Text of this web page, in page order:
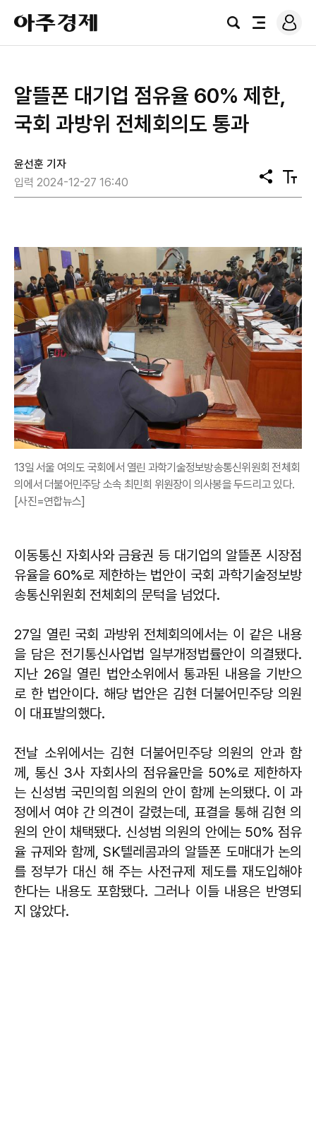
아
주
경
검
전
로
그
알뜰폰 대기업 점유율 60% 제한,
국회 과방위 전체회의도 통과
윤선훈 기자
입력 2024-12-27 16:40
공
유
텍
스
13일 서울 여의도 국회에서 열린 과학기술정보방송통신위원회 전체회
의에서 더불어민주당 소속 최민희 위원장이 의사봉을 두드리고 있다.
[사진=연합뉴스]
이동통신 자회사와 금융권 등 대기업의 알뜰폰 시장점
유율을 60%로 제한하는 법안이 국회 과학기술정보방
송통신위원회 전체회의 문턱을 넘었다.
27일 열린 국회 과방위 전체회의에서는 이 같은 내용
을 담은 전기통신사업법 일부개정법률안이 의결됐다.
지난 26일 열린 법안소위에서 통과된 내용을 기반으
로 한 법안이다. 해당 법안은 김현 더불어민주당 의원
이 대표발의했다.
전날 소위에서는 김현 더불어민주당 의원의 안과 함
께, 통신 3사 자회사의 점유율만을 50%로 제한하자
는 신성범 국민의힘 의원의 안이 함께 논의됐다. 이 과
정에서 여야 간 의견이 갈렸는데, 표결을 통해 김현 의
원의 안이 채택됐다. 신성범 의원의 안에는 50% 점유
율 규제와 함께, SK텔레콤과의 알뜰폰 도매대가 논의
를 정부가 대신 해 주는 사전규제 제도를 재도입해야
한다는 내용도 포함됐다. 그러나 이들 내용은 반영되
지 않았다.